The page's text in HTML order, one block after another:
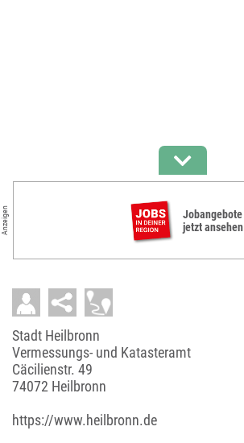
Anzeigen
Jobangebote
jetzt ansehen
Stadt Heilbronn
Vermessungs- und Katasteramt
Cäcilienstr. 49
74072 Heilbronn
https://www.heilbronn.de